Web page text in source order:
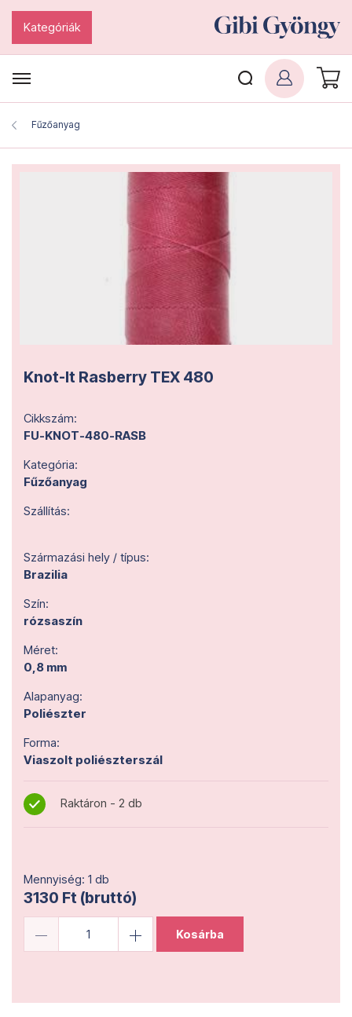
Kategóriák
Fűzőanyag
Knot-It Rasberry TEX 480
Cikkszám:
FU-KNOT-480-RASB
Kategória:
Fűzőanyag
Szállítás:
Származási hely / típus:
Brazilia
Szín:
rózsaszín
Méret:
0,8 mm
Alapanyag:
Poliészter
Forma:
Viaszolt poliészterszál
Raktáron - 2 db
Mennyiség: 1 db
3130 Ft (bruttó)
Kosárba